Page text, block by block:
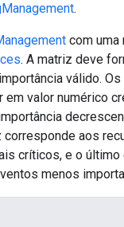
.
com uma
. A matriz deve
válido.
em valor numérico
corresponde aos
críticos, e o último
menos